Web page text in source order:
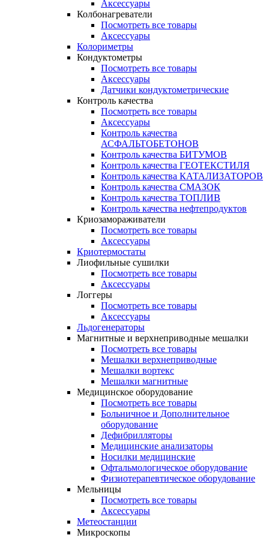
Аксессуары
Колбонагреватели
Посмотреть все товары
Аксессуары
Колориметры
Кондуктометры
Посмотреть все товары
Аксессуары
Датчики кондуктометрические
Контроль качества
Посмотреть все товары
Аксессуары
Контроль качества
АСФАЛЬТОБЕТОНОВ
Контроль качества БИТУМОВ
Контроль качества ГЕОТЕКСТИЛЯ
Контроль качества КАТАЛИЗАТОРОВ
Контроль качества СМАЗОК
Контроль качества ТОПЛИВ
Контроль качества нефтепродуктов
Криозамораживатели
Посмотреть все товары
Аксессуары
Криотермостаты
Лиофильные сушилки
Посмотреть все товары
Аксессуары
Логгеры
Посмотреть все товары
Аксессуары
Льдогенераторы
Магнитные и верхнеприводные мешалки
Посмотреть все товары
Мешалки верхнеприводные
Мешалки вортекс
Мешалки магнитные
Медицинское оборудование
Посмотреть все товары
Больничное и Дополнительное
оборудование
Дефибрилляторы
Медицинские анализаторы
Носилки медицинские
Офтальмологическое оборудование
Физиотерапевтическое оборудование
Мельницы
Посмотреть все товары
Аксессуары
Метеостанции
Микроскопы